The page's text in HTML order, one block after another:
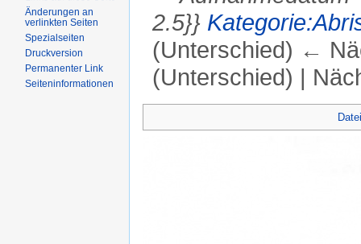
2.5}}
(Unterschied) ←
(Unterschied) |
Änderungen an
verlinkten Seiten
Spezialseiten
Druckversion
Permanenter Link
Seiten­informationen